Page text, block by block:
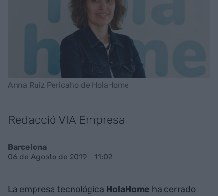
Anna Ruiz Pericaho de HolaHome
Redacció VIA Empresa
Barcelona
06 de Agosto de 2019 - 11:02
La empresa tecnológica HolaHome ha cerrado